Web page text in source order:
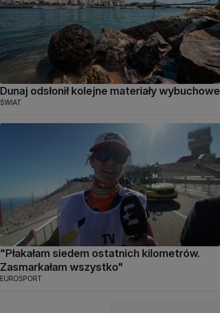
Dunaj odsłonił kolejne materiały wybuchowe
ŚWIAT
"Płakałam siedem ostatnich kilometrów.
Zasmarkałam wszystko"
EUROSPORT